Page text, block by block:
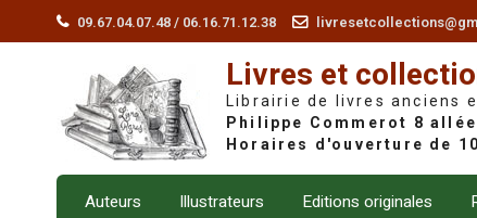
09.67.04.07.48 / 06.16.71.12.38
Livres et
Librairie de livres anciens
Auteurs Illustrateurs Editions originales